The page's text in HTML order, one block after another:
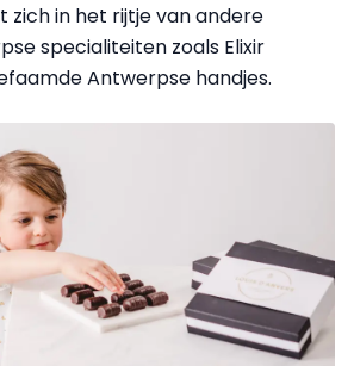
zich in het rijtje van andere
specialiteiten zoals Elixir
Antwerpse handjes.